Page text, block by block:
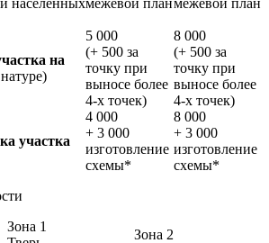
на
5 000
(+ 500 за
точку при
выносе более
4-х точек)
8 000
(+ 500 за
точку при
выносе более
4-х точек)
участка
4 000
+ 3 000
изготовление
схемы*
8 000
+ 3 000
изготовление
схемы*
Зона 1
Зона 2